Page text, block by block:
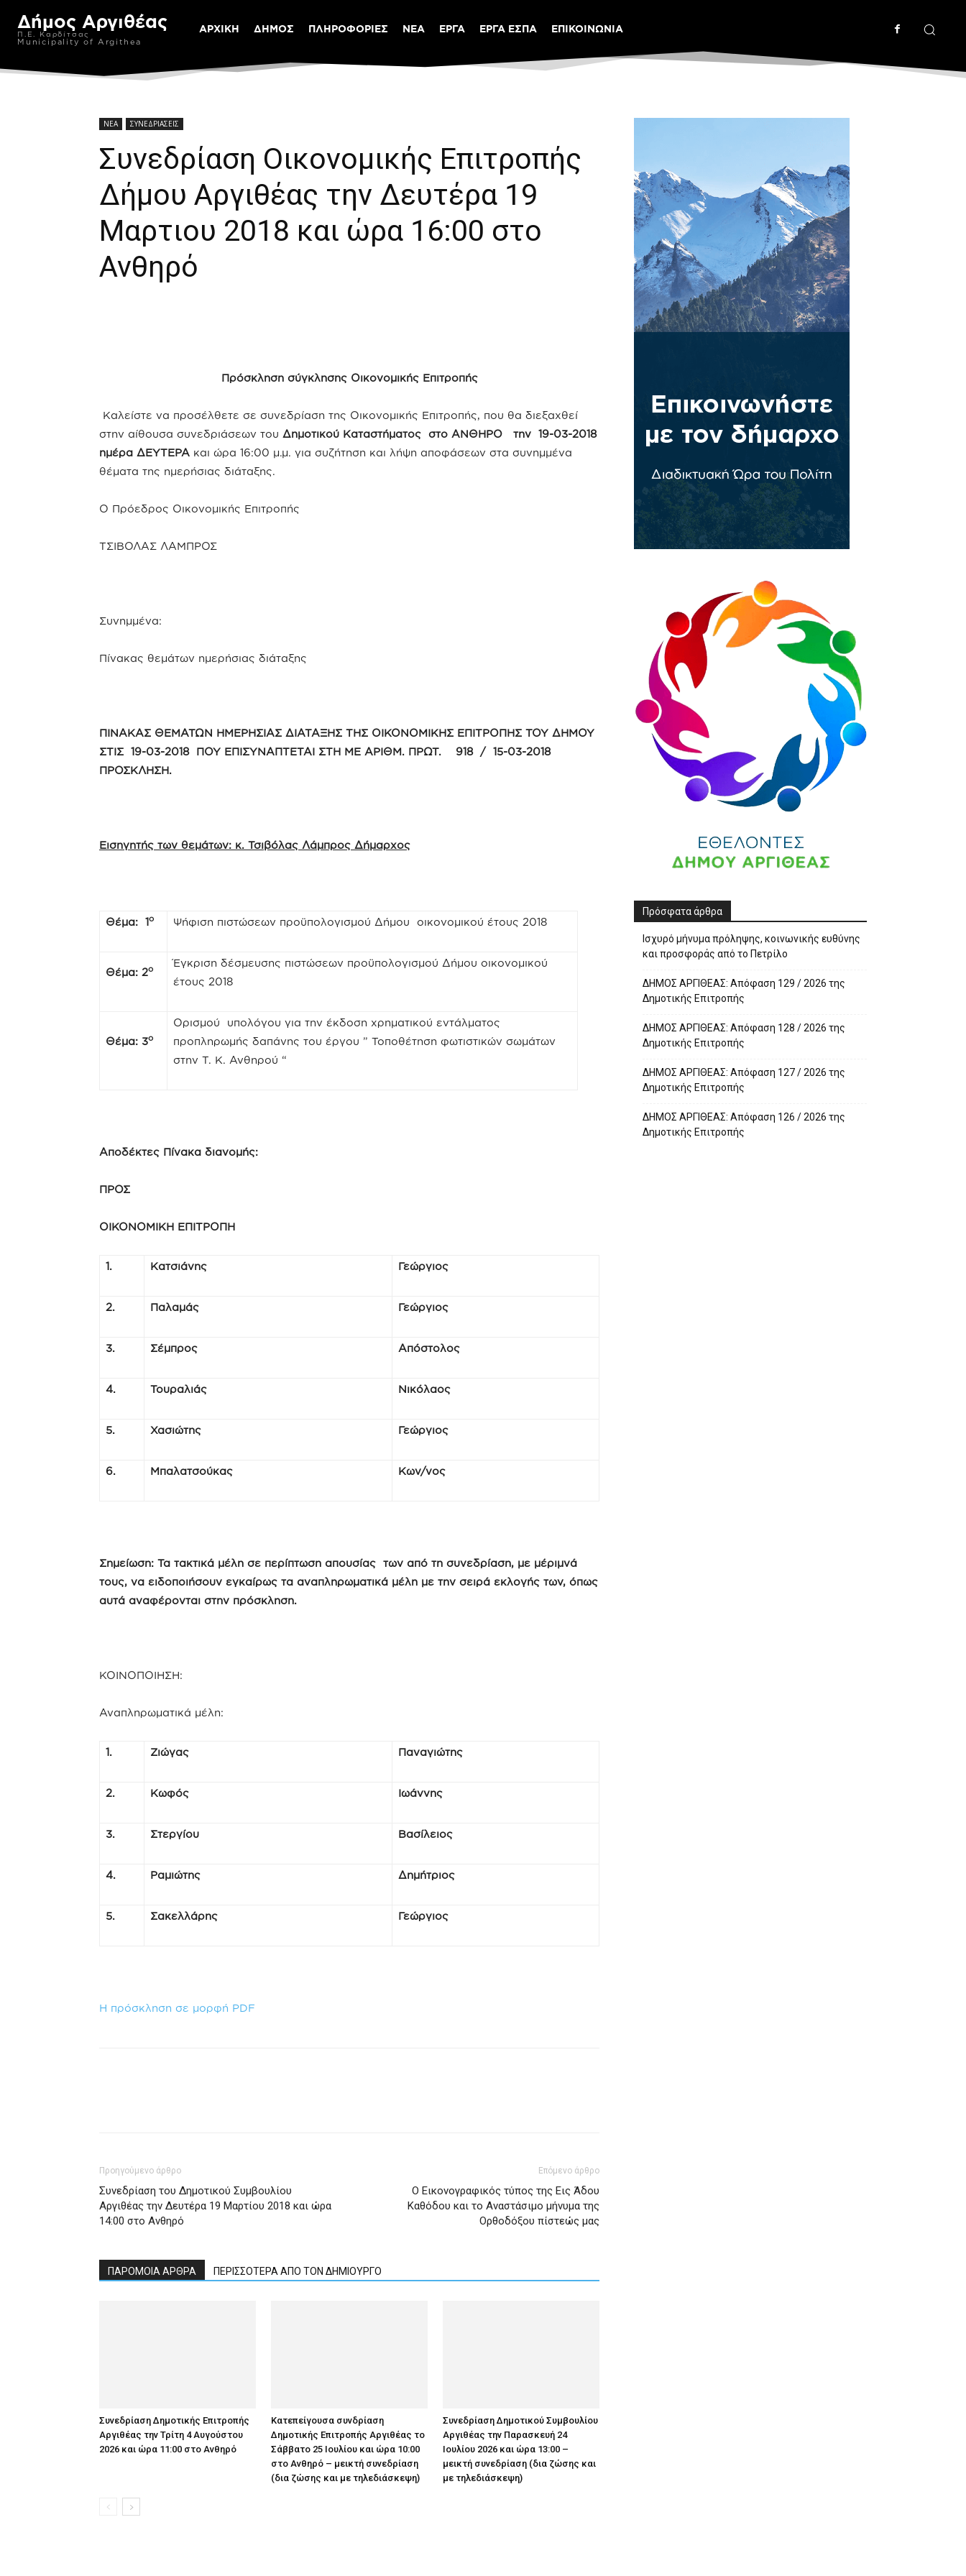
Δήμος Αργιθέας
Π.Ε. Καρδίτσας
Municipality of Argithea
ΑΡΧΙΚΗ ΔΗΜΟΣ ΠΛΗΡΟΦΟΡΙΕΣ ΝΕΑ ΕΡΓΑ ΕΡΓΑ ΕΣΠΑ ΕΠΙΚΟΙΝΩΝΙΑ
ΝΕΑ ΣΥΝΕΔΡΙΑΣΕΙΣ
Συνεδρίαση Οικονομικής Επιτροπής
Δήμου Αργιθέας την Δευτέρα 19
Μαρτιου 2018 και ώρα 16:00 στο
Ανθηρό
Πρόσκληση σύγκλησης Οικονομικής Επιτροπής
Καλείστε να προσέλθετε σε συνεδρίαση της Οικονομικής Επιτροπής, που θα διεξαχθεί
στην αίθουσα συνεδριάσεων του Δημοτικού Καταστήματος στο ΑΝΘΗΡΟ την 19-03-2018
ημέρα ΔΕΥΤΕΡΑ και ώρα 16:00 μ.μ. για συζήτηση και λήψη αποφάσεων στα συνημμένα
θέματα της ημερήσιας διάταξης.
Ο Πρόεδρος Οικονομικής Επιτροπής
ΤΣΙΒΟΛΑΣ ΛΑΜΠΡΟΣ
Συνημμένα:
Πίνακας θεμάτων ημερήσιας διάταξης
ΠΙΝΑΚΑΣ ΘΕΜΑΤΩΝ ΗΜΕΡΗΣΙΑΣ ΔΙΑΤΑΞΗΣ ΤΗΣ ΟΙΚΟΝΟΜΙΚΗΣ ΕΠΙΤΡΟΠΗΣ ΤΟΥ ΔΗΜΟΥ
ΣΤΙΣ 19-03-2018 ΠΟΥ ΕΠΙΣΥΝΑΠΤΕΤΑΙ ΣΤΗ ΜΕ ΑΡΙΘΜ. ΠΡΩΤ. 918 / 15-03-2018
ΠΡΟΣΚΛΗΣΗ.
Εισηγητής των θεμάτων: κ. Τσιβόλας Λάμπρος Δήμαρχος
Θέμα: 1ο Ψήφιση πιστώσεων προϋπολογισμού Δήμου οικονομικού έτους 2018
Θέμα: 2ο
Έγκριση δέσμευσης πιστώσεων προϋπολογισμού Δήμου οικονομικού
έτους 2018
Θέμα: 3ο
Ορισμού υπολόγου για την έκδοση χρηματικού εντάλματος
προπληρωμής δαπάνης του έργου ” Τοποθέτηση φωτιστικών σωμάτων
στην Τ. Κ. Ανθηρού “
Αποδέκτες Πίνακα διανομής:
ΠΡΟΣ
ΟΙΚΟΝΟΜΙΚΗ ΕΠΙΤΡΟΠΗ
1. Κατσιάνης Γεώργιος
2. Παλαμάς Γεώργιος
3. Σέμπρος Απόστολος
4. Τουραλιάς Νικόλαος
5. Χασιώτης Γεώργιος
6. Μπαλατσούκας Κων/νος
Σημείωση: Τα τακτικά μέλη σε περίπτωση απουσίας των από τη συνεδρίαση, με μέριμνά
τους, να ειδοποιήσουν εγκαίρως τα αναπληρωματικά μέλη με την σειρά εκλογής των, όπως
αυτά αναφέρονται στην πρόσκληση.
ΚΟΙΝΟΠΟΙΗΣΗ:
Αναπληρωματικά μέλη:
1. Ζιώγας Παναγιώτης
2. Κωφός Ιωάννης
3. Στεργίου Βασίλειος
4. Ραμιώτης Δημήτριος
5. Σακελλάρης Γεώργιος
Η πρόσκληση σε μορφή PDF
Προηγούμενο άρθρο
Συνεδρίαση του Δημοτικού Συμβουλίου
Αργιθέας την Δευτέρα 19 Μαρτίου 2018 και ώρα
14:00 στο Ανθηρό
Επόμενο άρθρο
Ο Εικονογραφικός τύπος της Εις Άδου
Καθόδου και το Αναστάσιμο μήνυμα της
Ορθοδόξου πίστεώς μας
ΠΑΡΟΜΟΙΑ ΑΡΘΡΑ ΠΕΡΙΣΣΟΤΕΡΑ ΑΠΟ ΤΟΝ ΔΗΜΙΟΥΡΓΟ
Συνεδρίαση Δημοτικής Επιτροπής
Αργιθέας την Τρίτη 4 Αυγούστου
2026 και ώρα 11:00 στο Ανθηρό
Κατεπείγουσα συνδρίαση
Δημοτικής Επιτροπής Αργιθέας το
Σάββατο 25 Ιουλίου και ώρα 10:00
στο Ανθηρό – μεικτή συνεδρίαση
(δια ζώσης και με τηλεδιάσκεψη)
Συνεδρίαση Δημοτικού Συμβουλίου
Αργιθέας την Παρασκευή 24
Ιουλίου 2026 και ώρα 13:00 –
μεικτή συνεδρίαση (δια ζώσης και
με τηλεδιάσκεψη)
Πρόσφατα άρθρα
Ισχυρό μήνυμα πρόληψης, κοινωνικής ευθύνης
και προσφοράς από το Πετρίλο
ΔΗΜΟΣ ΑΡΓΙΘΕΑΣ: Απόφαση 129 / 2026 της
Δημοτικής Επιτροπής
ΔΗΜΟΣ ΑΡΓΙΘΕΑΣ: Απόφαση 128 / 2026 της
Δημοτικής Επιτροπής
ΔΗΜΟΣ ΑΡΓΙΘΕΑΣ: Απόφαση 127 / 2026 της
Δημοτικής Επιτροπής
ΔΗΜΟΣ ΑΡΓΙΘΕΑΣ: Απόφαση 126 / 2026 της
Δημοτικής Επιτροπής